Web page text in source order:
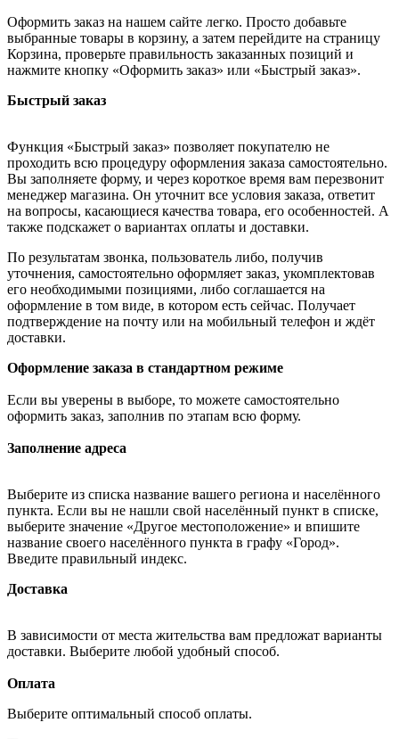
Оформить заказ на нашем сайте легко. Просто добавьте
выбранные товары в корзину, а затем перейдите на страницу
Корзина, проверьте правильность заказанных позиций и
нажмите кнопку «Оформить заказ» или «Быстрый заказ».
Быстрый заказ
Функция «Быстрый заказ» позволяет покупателю не
проходить всю процедуру оформления заказа самостоятельно.
Вы заполняете форму, и через короткое время вам перезвонит
менеджер магазина. Он уточнит все условия заказа, ответит
на вопросы, касающиеся качества товара, его особенностей. А
также подскажет о вариантах оплаты и доставки.
По результатам звонка, пользователь либо, получив
уточнения, самостоятельно оформляет заказ, укомплектовав
его необходимыми позициями, либо соглашается на
оформление в том виде, в котором есть сейчас. Получает
подтверждение на почту или на мобильный телефон и ждёт
доставки.
Оформление заказа в стандартном режиме
Если вы уверены в выборе, то можете самостоятельно
оформить заказ, заполнив по этапам всю форму.
Заполнение адреса
Выберите из списка название вашего региона и населённого
пункта. Если вы не нашли свой населённый пункт в списке,
выберите значение «Другое местоположение» и впишите
название своего населённого пункта в графу «Город».
Введите правильный индекс.
Доставка
В зависимости от места жительства вам предложат варианты
доставки. Выберите любой удобный способ.
Оплата
Выберите оптимальный способ оплаты.